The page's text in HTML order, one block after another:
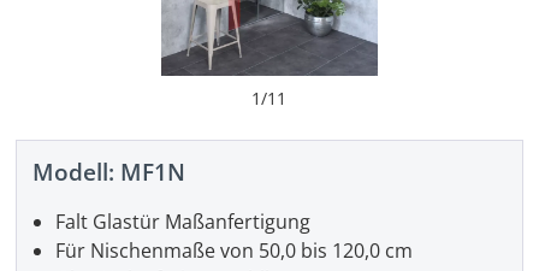
1/11
Modell: MF1N
Falt Glastür Maßanfertigung
Für Nischenmaße von 50,0 bis 120,0 cm